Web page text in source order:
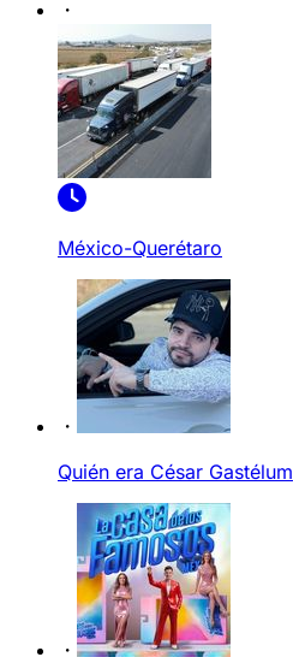
México-Querétaro
Quién era César Gastélum